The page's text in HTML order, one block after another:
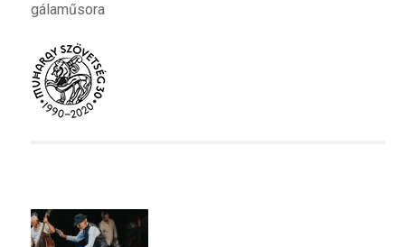
gálaműsora